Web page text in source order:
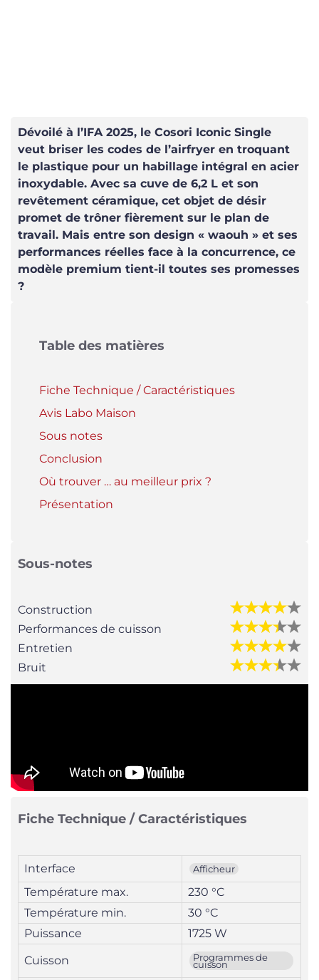
Dévoilé à l’IFA 2025, le Cosori Iconic Single
veut briser les codes de l’airfryer en troquant
le plastique pour un habillage intégral en acier
inoxydable. Avec sa cuve de 6,2 L et son
revêtement céramique, cet objet de désir
promet de trôner fièrement sur le plan de
travail. Mais entre son design « waouh » et ses
performances réelles face à la concurrence, ce
modèle premium tient-il toutes ses promesses
?
Table des matières
Fiche Technique / Caractéristiques
Avis Labo Maison
Sous notes
Conclusion
Où trouver … au meilleur prix ?
Présentation
Sous-notes
Construction
Performances de cuisson
Entretien
Bruit
Fiche Technique / Caractéristiques
Interface Afficheur
Température max.
230 °C
Température min.
30 °C
Puissance
1725 W
Cuisson
Programmes de
cuisson